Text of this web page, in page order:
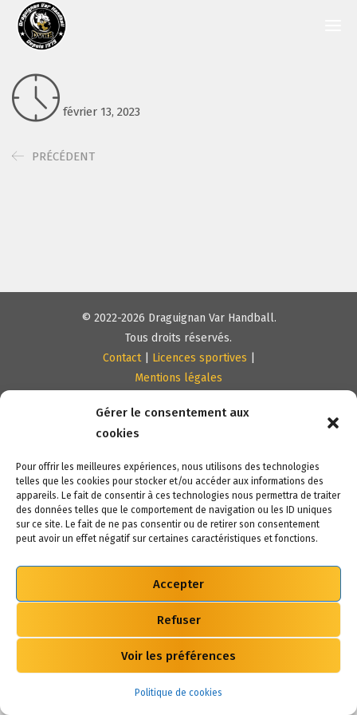
Gérer le consentement aux
cookies
Pour offrir les meilleures expériences, nous utilisons des technologies
telles que les cookies pour stocker et/ou accéder aux informations des
appareils. Le fait de consentir à ces technologies nous permettra de traiter
des données telles que le comportement de navigation ou les ID uniques
sur ce site. Le fait de ne pas consentir ou de retirer son consentement
peut avoir un effet négatif sur certaines caractéristiques et fonctions.
Accepter
Refuser
Voir les préférences
Politique de cookies
février 13, 2023
PRÉCÉDENT
© 2022-2026 Draguignan Var Handball.
Tous droits réservés.
Contact| Licences sportives
Mentions légales